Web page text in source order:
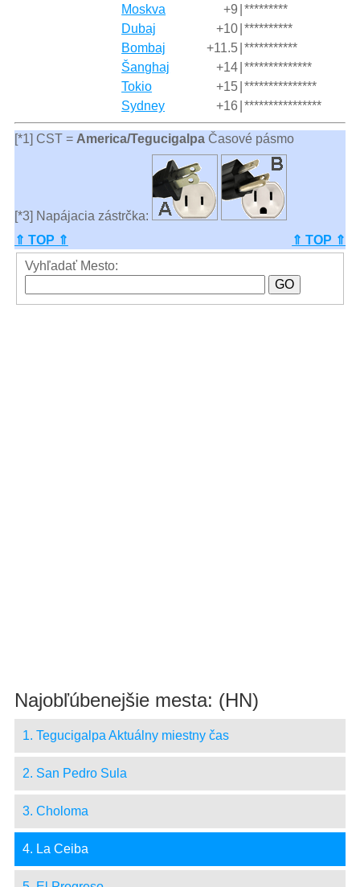
Moskva
+9 *********
Dubaj
+10 **********
Bombaj
+11.5 ***********
Šanghaj
+14 **************
Tokio
+15 ***************
Sydney
+16 ****************
[*1] CST = America/TegucigalpaČasové pásmo
[*3] Napájacia zástrčka:
⇑ TOP ⇑
⇑ TOP ⇑
Vyhľadať Mesto:
Najobľúbenejšie mesta: (HN)
1. Tegucigalpa Aktuálny miestny čas
2. San Pedro Sula
3. Choloma
4. La Ceiba